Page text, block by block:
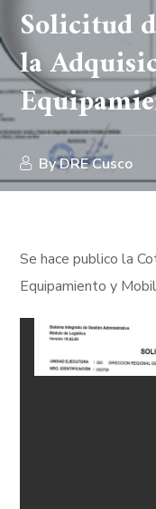
Solicitud
la
ByDRE Cusco
Se hace publico la
Equipamiento y